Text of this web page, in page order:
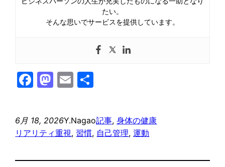
たい。
そんな思いでサービスを提供しています。
Facebook
Mastodon
Email
6月 18, 2026Y.Nagao記事, 身体の健康
リアリティ重視, 習慣, 自己管理, 運動